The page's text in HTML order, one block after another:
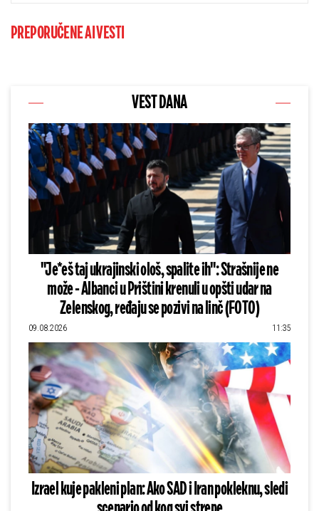
PREPORUČENE AI VESTI
VEST DANA
"Je*eš taj ukrajinski ološ, spalite ih": Strašnije ne
može - Albanci u Prištini krenuli u opšti udar na
Zelenskog, ređaju se pozivi na linč (FOTO)
09.08.2026 11:35
Izrael kuje pakleni plan: Ako SAD i Iran pokleknu, sledi